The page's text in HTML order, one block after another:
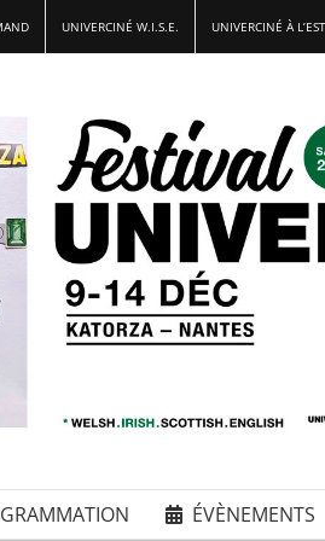
UNIVERCINÉ W.I.S.E. UNIVERCINÉ À L’EST
ÉVÈNEMENTS